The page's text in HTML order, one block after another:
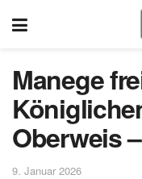
Manege
Oberweis
9. Januar 2026